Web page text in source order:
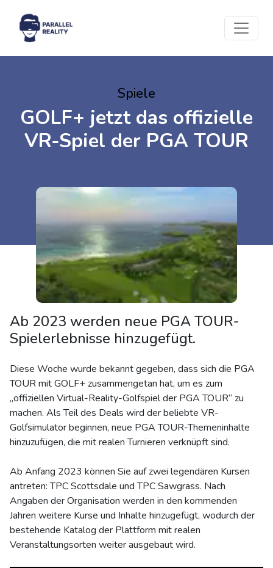
Spiele
GOLF+ jetzt das offizielle
VR-Spiel der PGA TOUR
Ab 2023 werden neue PGA TOUR-
Spielerlebnisse hinzugefügt.
Diese Woche wurde bekannt gegeben, dass sich die PGA
TOUR mit GOLF+ zusammengetan hat, um es zum
„offiziellen Virtual-Reality-Golfspiel der PGA TOUR“ zu
machen. Als Teil des Deals wird der beliebte VR-
Golfsimulator beginnen, neue PGA TOUR-Themeninhalte
hinzuzufügen, die mit realen Turnieren verknüpft sind.
Ab Anfang 2023 können Sie auf zwei legendären Kursen
antreten: TPC Scottsdale und TPC Sawgrass. Nach
Angaben der Organisation werden in den kommenden
Jahren weitere Kurse und Inhalte hinzugefügt, wodurch der
bestehende Katalog der Plattform mit realen
Veranstaltungsorten weiter ausgebaut wird.